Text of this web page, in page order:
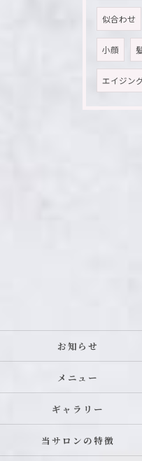
似合わせ
小顔
エイジン
お知らせ
メニュー
ギャラリー
当サロンの特徴